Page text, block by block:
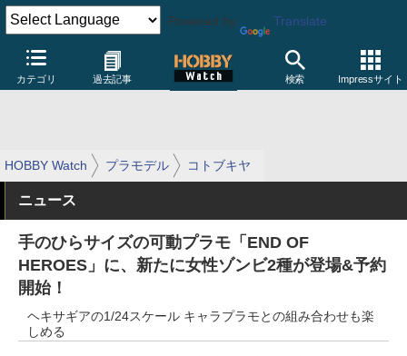
Powered by Translate
カテゴリ 過去記事 検索 Impressサイト
HOBBY Watch プラモデル コトブキヤ
ニュース
手のひらサイズの可動プラモ「END OF
HEROES」に、新たに女性ゾンビ2種が登場&予約
開始！
ヘキサギアの1/24スケール キャラプラモとの組み合わせも楽
しめる